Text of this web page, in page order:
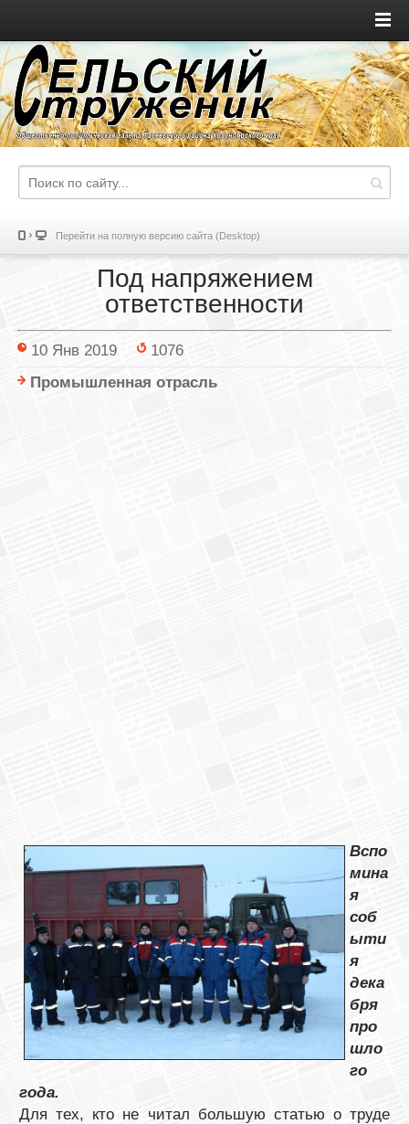
Перейти на полную версию сайта (Desktop)
Под напряжением
ответственности
10 Янв 2019
1076
Промышленная отрасль
Вспо
мина
я
соб
ыти
я
дека
бря
про
шло
го
года.
Для тех, кто не читал большую статью о труде